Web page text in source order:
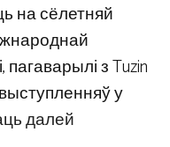
на сёлетняй
з Tuzin
у
далей